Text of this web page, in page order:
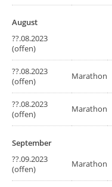
August
??.08.2023
(offen)
??.08.2023
(offen)
Marathon
??.08.2023
(offen)
Marathon
September
??.09.2023
(offen)
Marathon